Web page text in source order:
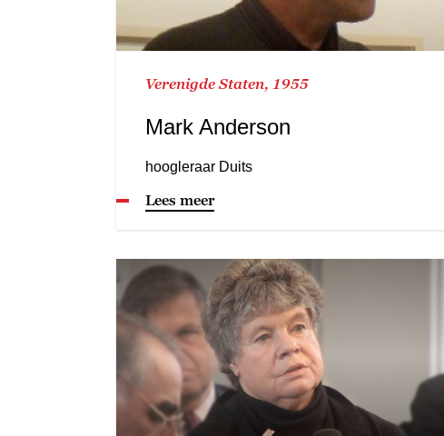
Verenigde Staten, 1955
Mark Anderson
hoogleraar Duits
Lees meer